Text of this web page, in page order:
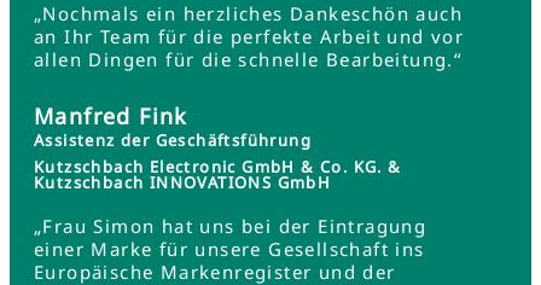
„Nochmals ein herzliches Dankeschön auch
an Ihr Team für die perfekte Arbeit und vor
allen Dingen für die schnelle Bearbeitung.“
Manfred Fink
Assistenz der Geschäftsführung
Kutzschbach Electronic GmbH & Co. KG. &
Kutzschbach INNOVATIONS GmbH
„Frau Simon hat uns bei der Eintragung
einer Marke für unsere Gesellschaft ins
Europäische Markenregister und der